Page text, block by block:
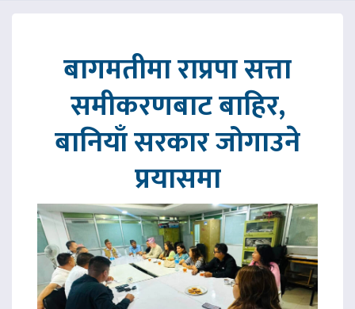
बागमतीमा राप्रपा सत्ता
समीकरणबाट बाहिर,
बानियाँ सरकार जोगाउने
प्रयासमा